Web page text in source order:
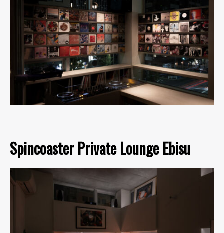
Spincoaster Private Lounge Ebisu